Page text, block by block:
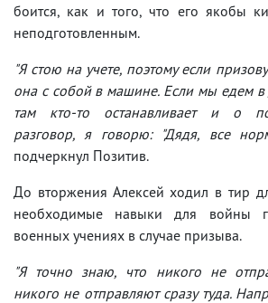
боится, как и того, что его якобы
неподготовленным.
"Я стою на учете, поэтому если
она с собой в машине. Если мы едем в
там кто-то останавливает и о
разговор, я говорю: "Дядя, все
подчеркнул Позитив.
До вторжения Алексей ходил в тир
необходимые навыки для войны
военных учениях в случае призыва.
"Я точно знаю, что никого не
никого не отправляют сразу туда.